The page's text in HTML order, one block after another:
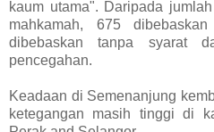
kaum utama". Daripada
mahkamah, 675
dibebaskan tanpa syarat
pencegahan.
Keadaan di Semenanjung
ketegangan masih tinggi di